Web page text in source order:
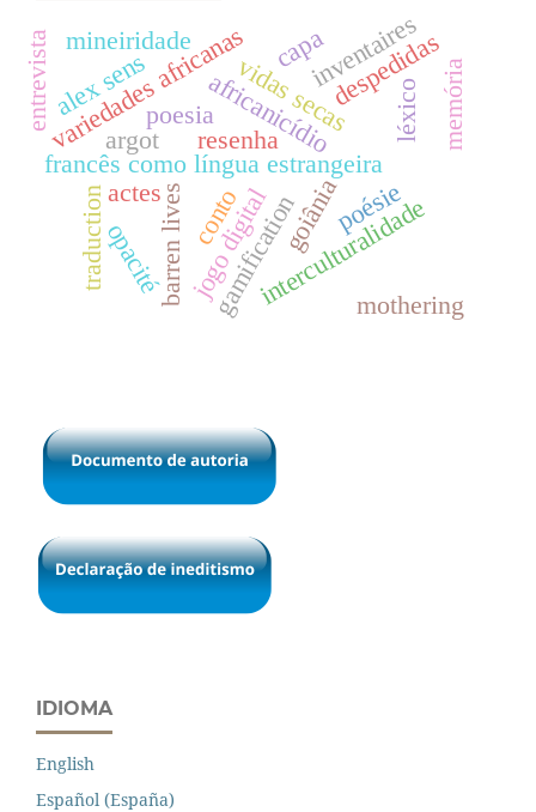
francês como língua estrangeira
interculturalidade
variedades africanasafricanicídio
goiânia
vidas secas
barren lives
resenha
jogo digital
despedidas
entrevista inventaires
poésie
opacité
traduction
argot léxico
gamification
poesia
mineiridade capa
memória
alex sens
conto
actes
mothering
IDIOMA
English
Español (España)